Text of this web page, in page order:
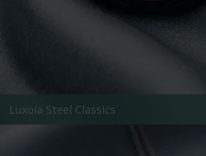
Luxoia Steel Classics